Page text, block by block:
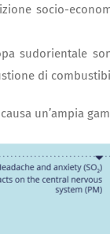
socio-
sudorientale
di
un’ampia